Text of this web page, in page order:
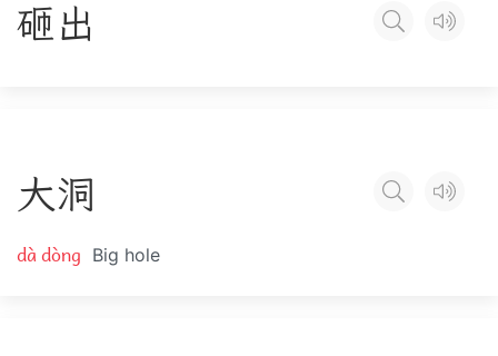
砸出
大洞
dà dòng Big hole